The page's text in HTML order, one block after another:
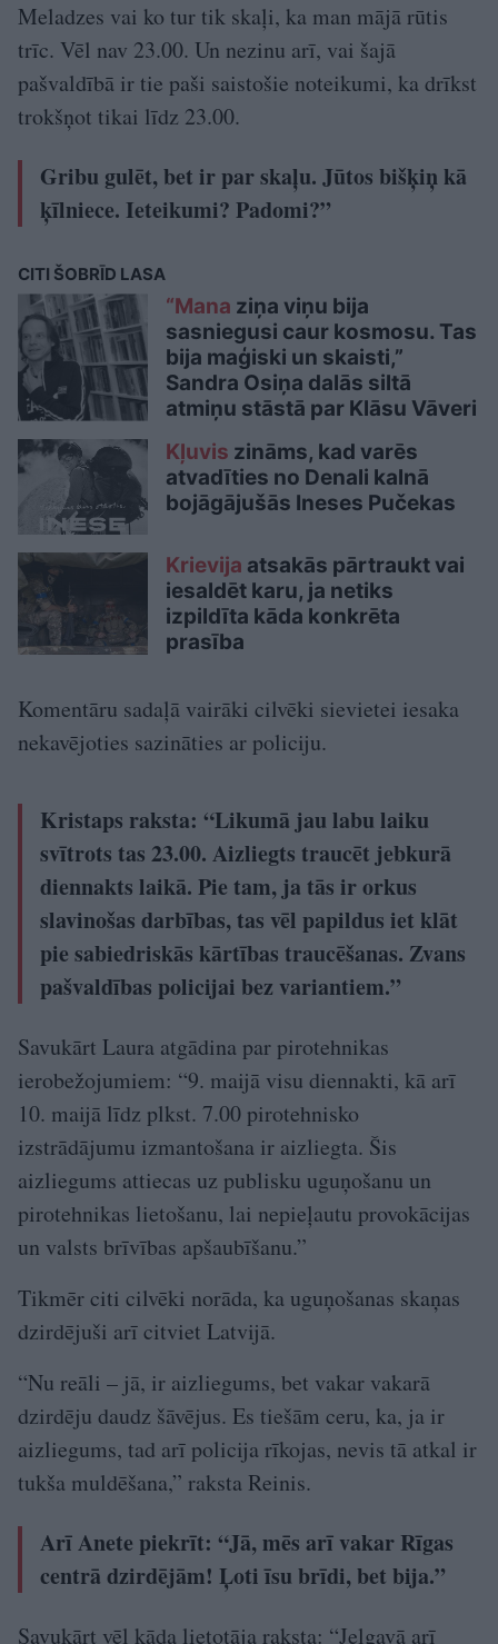
Meladzes vai ko tur tik skaļi, ka man mājā rūtis
trīc. Vēl nav 23.00. Un nezinu arī, vai šajā
pašvaldībā ir tie paši saistošie noteikumi, ka drīkst
trokšņot tikai līdz 23.00.
Gribu gulēt, bet ir par skaļu. Jūtos bišķiņ kā
ķīlniece. Ieteikumi? Padomi?”
CITI ŠOBRĪD LASA
“Mana ziņa viņu bija
sasniegusi caur kosmosu. Tas
bija maģiski un skaisti,”
Sandra Osiņa dalās siltā
atmiņu stāstā par Klāsu Vāveri
Kļuvis zināms, kad varēs
atvadīties no Denali kalnā
bojāgājušās Ineses Pučekas
Krievija atsakās pārtraukt vai
iesaldēt karu, ja netiks
izpildīta kāda konkrēta
prasība
Komentāru sadaļā vairāki cilvēki sievietei iesaka
nekavējoties sazināties ar policiju.
Kristaps raksta: “Likumā jau labu laiku
svītrots tas 23.00. Aizliegts traucēt jebkurā
diennakts laikā. Pie tam, ja tās ir orkus
slavinošas darbības, tas vēl papildus iet klāt
pie sabiedriskās kārtības traucēšanas. Zvans
pašvaldības policijai bez variantiem.”
Savukārt Laura atgādina par pirotehnikas
ierobežojumiem: “9. maijā visu diennakti, kā arī
10. maijā līdz plkst. 7.00 pirotehnisko
izstrādājumu izmantošana ir aizliegta. Šis
aizliegums attiecas uz publisku uguņošanu un
pirotehnikas lietošanu, lai nepieļautu provokācijas
un valsts brīvības apšaubīšanu.”
Tikmēr citi cilvēki norāda, ka uguņošanas skaņas
dzirdējuši arī citviet Latvijā.
“Nu reāli – jā, ir aizliegums, bet vakar vakarā
dzirdēju daudz šāvējus. Es tiešām ceru, ka, ja ir
aizliegums, tad arī policija rīkojas, nevis tā atkal ir
tukša muldēšana,” raksta Reinis.
Arī Anete piekrīt: “Jā, mēs arī vakar Rīgas
centrā dzirdējām! Ļoti īsu brīdi, bet bija.”
Savukārt vēl kāda lietotāja raksta: “Jelgavā arī